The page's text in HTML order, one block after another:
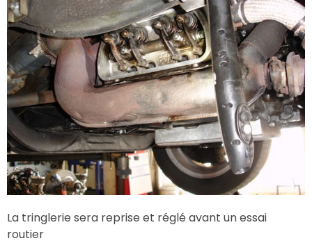
La tringlerie sera reprise et réglé avant un essai
routier